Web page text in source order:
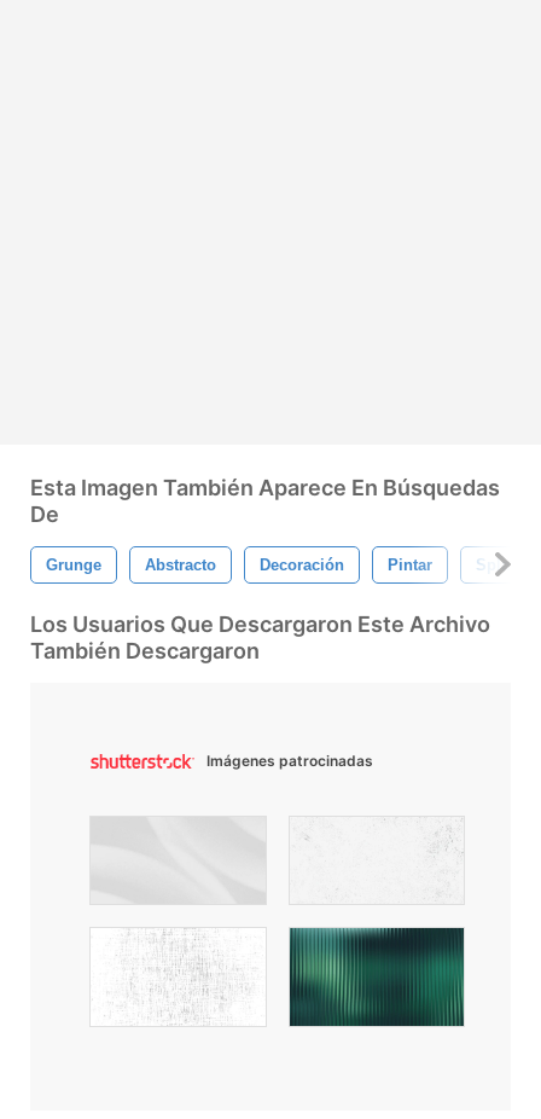
Esta Imagen También Aparece En Búsquedas
De
Grunge Abstracto Decoración Pintar Splat
Los Usuarios Que Descargaron Este Archivo
También Descargaron
Imágenes patrocinadas